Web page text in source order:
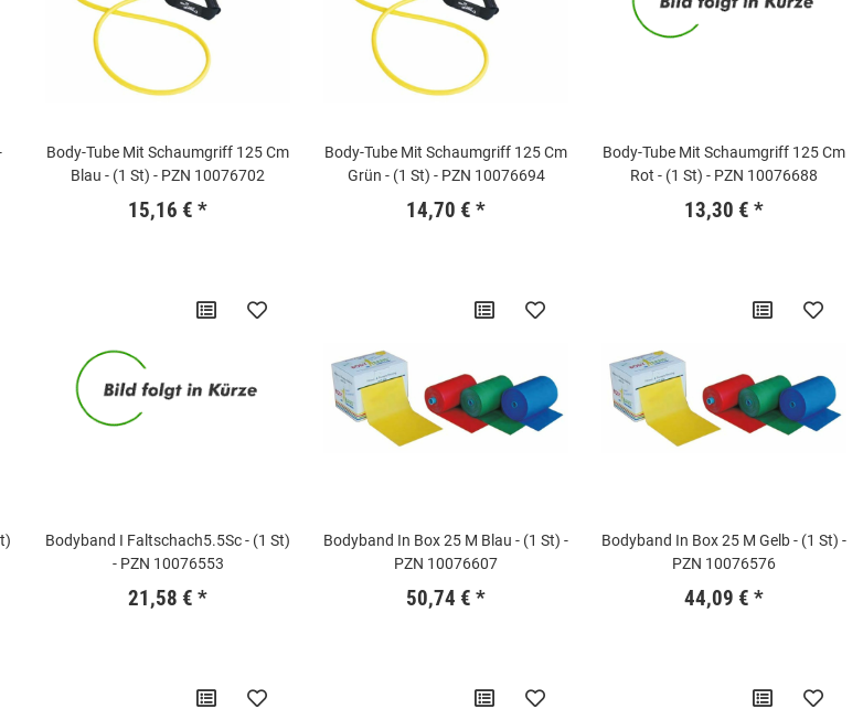
Body-Tube Mit Schaumgriff 125 Cm
Blau - (1 St) - PZN 10076702
15,16 € *
Body-Tube Mit Schaumgriff 125 Cm
Grün - (1 St) - PZN 10076694
14,70 € *
Body-Tube Mit Schaumgriff 125 Cm
Rot - (1 St) - PZN 10076688
13,30 € *
Bodyband I Faltschach5.5Sc - (1 St)
- PZN 10076553
21,58 € *
Bodyband In Box 25 M Blau - (1 St) -
PZN 10076607
50,74 € *
Bodyband In Box 25 M Gelb - (1 St) -
PZN 10076576
44,09 € *